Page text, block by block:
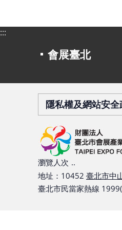
:::
會展臺北
隱私權及網站安全
瀏覽人次 ..
地址：10452 臺北市中
臺北市民當家熱線